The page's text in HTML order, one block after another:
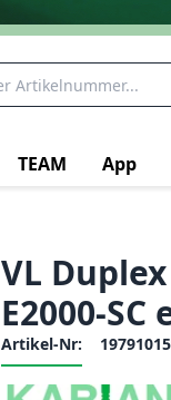
TEAM App
VL
E2000-
Artikel-Nr: